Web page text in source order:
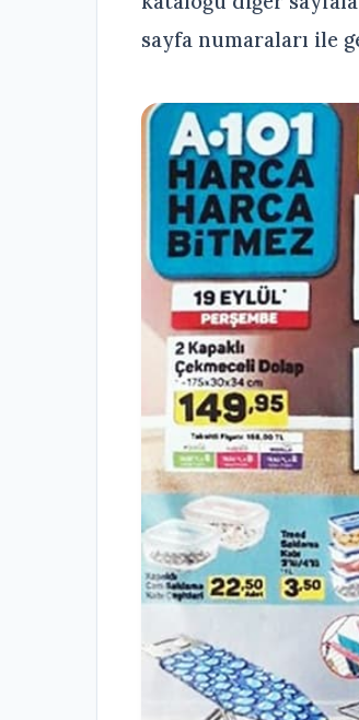
sayfa numaraları ile